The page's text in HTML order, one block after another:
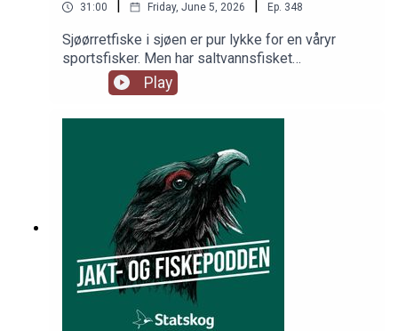
31:00 Friday, June 5, 2026 Ep. 348
Sjøørretfiske i sjøen er pur lykke for en våryr
sportsfisker. Men har saltvannsfisket
overskygget det virkelig spennende
sjøørretfisket? Vi blir med fiskeekspert Steinar
Paulsen opp i elva på jakt etter sjøørreten. I
(Statskog), Espen Farstad (NJFF) og Trond
Gunnar Skillingstad (Statskog).
Play